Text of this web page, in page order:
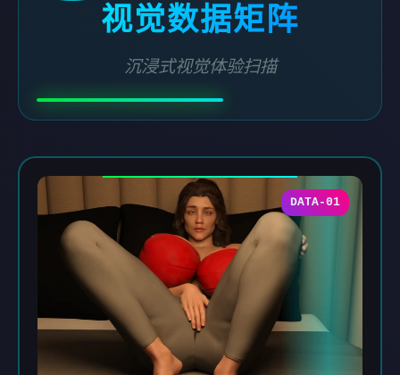
视觉数据矩阵
沉浸式视觉体验扫描
DATA-01